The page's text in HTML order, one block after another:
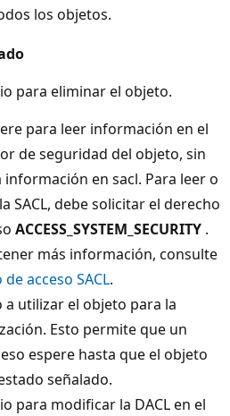
los objetos.
para eliminar el objeto.
para leer información en el
de seguridad del objeto, sin
información en sacl. Para leer o
SACL, debe solicitar el derecho
ACCESS_SYSTEM_SECURITY .
más información, consulte
acceso SACL.
a utilizar el objeto para la
Esto permite que un
espere hasta que el objeto
señalado.
para modificar la DACL en el